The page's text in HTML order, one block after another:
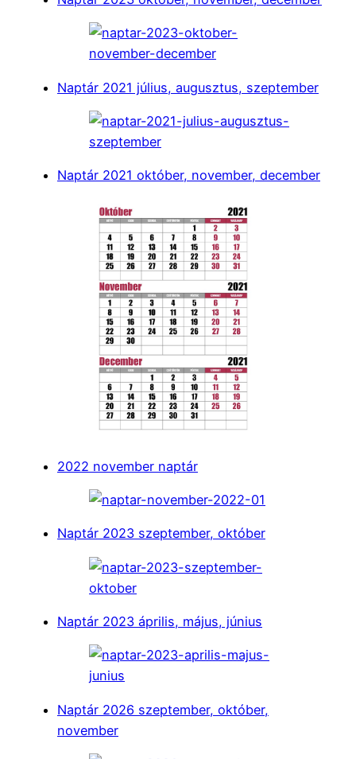
Naptár 2021 július, augusztus, szeptember
Naptár 2021 október, november, december
2022 november naptár
Naptár 2023 szeptember, október
Naptár 2023 április, május, június
Naptár 2026 szeptember, október,
november